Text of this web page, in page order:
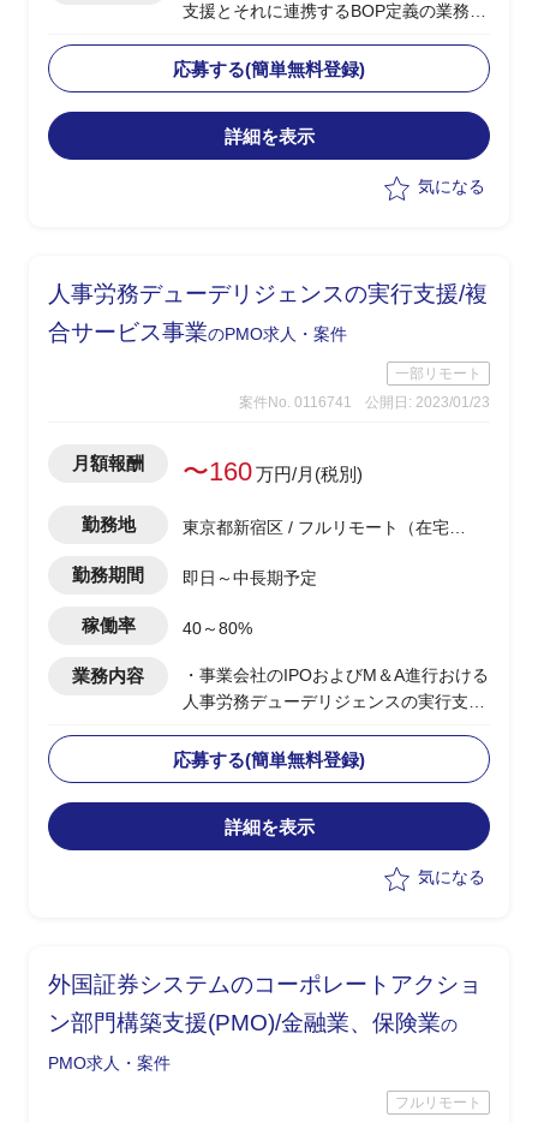
支援とそれに連携するBOP定義の業務支
-現状分析と課題の明確化、目的や目
標設定
-設計・製造担当者へのヒアリングの
実施/課題整理/優先順位付け
-M-BOM必要情報の洗い出し
ル、ルール整備の支援
応募する(簡単無料登録)
詳細を表示
気になる
人事労務デューデリジェンスの実行支援/複
合サービス事業のPMO求人・案件
一部リモート
案件No. 0116741
公開日: 2023/01/23
月額報酬 〜160万円/月(税別)
勤務地
東京都新宿区 / フルリモート（在宅) /
勤務期間 即日～中長期予定
稼働率 40～80%
業務内容
・事業会社のIPOおよびM＆A進行おける
人事労務デューデリジェンスの実行支援
スクの管理
・定性的、定量的観点からの課題洗い出
しと対策の実行支援
応募する(簡単無料登録)
詳細を表示
気になる
外国証券システムのコーポレートアクショ
ン部門構築支援(PMO)/金融業、保険業の
PMO求人・案件
フルリモート